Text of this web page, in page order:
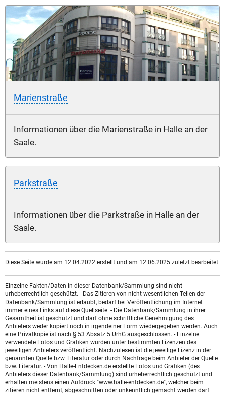
Marienstraße
Informationen über die Marienstraße in Halle an der
Saale.
Parkstraße
Informationen über die Parkstraße in Halle an der
Saale.
Diese Seite wurde am 12.04.2022 erstellt und am 12.06.2025 zuletzt bearbeitet.
Einzelne Fakten/Daten in dieser Datenbank/Sammlung sind nicht
urheberrechtlich geschützt. - Das Zitieren von nicht wesentlichen Teilen der
Datenbank/Sammlung ist erlaubt, bedarf bei Veröffentlichung im Internet
immer eines Links auf diese Quellseite. - Die Datenbank/Sammlung in ihrer
Gesamtheit ist geschützt und darf ohne schriftliche Genehmigung des
Anbieters weder kopiert noch in irgendeiner Form wiedergegeben werden. Auch
eine Privatkopie ist nach § 53 Absatz 5 UrhG ausgeschlossen. - Einzelne
verwendete Fotos und Grafiken wurden unter bestimmten Lizenzen des
jeweiligen Anbieters veröffentlicht. Nachzulesen ist die jeweilige Lizenz in der
genannten Quelle bzw. Literatur oder durch Nachfrage beim Anbieter der Quelle
bzw. Literatur. - Von Halle-Entdecken.de erstellte Fotos und Grafiken (des
Anbieters dieser Datenbank/Sammlung) sind urheberrechtlich geschützt und
erhalten meistens einen Aufdruck "www.halle-entdecken.de", welcher beim
zitieren nicht entfernt, abgeschnitten oder unkenntlich gemacht werden darf.